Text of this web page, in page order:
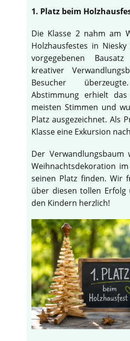
1. Platz beim
Die Klasse 2 nahm am
Holzhausfestes in
vorgegebenen
kreativer
Besucher
Abstimmung erhielt
meisten Stimmen und
Platz ausgezeichnet. Als
Klasse eine Exkursion
Der
Weihnachtsdekoration
seinen Platz finden. Wir
über diesen tollen Erfolg
den Kindern herzlich!